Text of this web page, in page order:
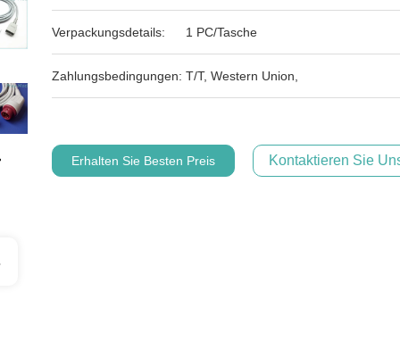
Verpackungsdetails: 1 PC/Tasche
Zahlungsbedingungen: T/T, Western Union,
Erhalten Sie Besten Preis Kontaktieren Sie